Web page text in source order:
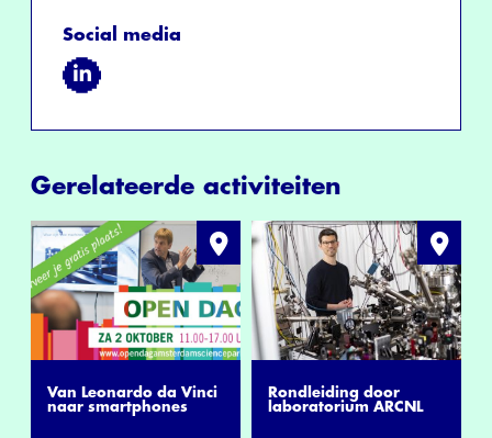
Social media
Gerelateerde activiteiten
Van Leonardo da Vinci
naar smartphones
Rondleiding door
laboratorium ARCNL